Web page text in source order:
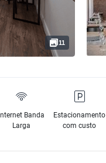
11
Internet Banda
Larga
Estacionamento
com custo